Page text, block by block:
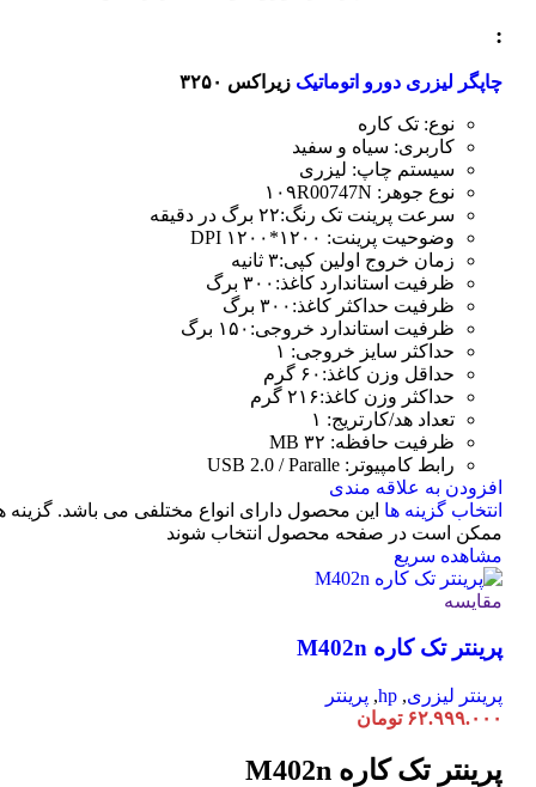
:
چاپگر لیزری دورو اتوماتیک زیراکس ۳۲۵۰
نوع: تک کاره
کاربری: سیاه و سفید
سیستم چاپ: لیزری
نوع جوهر: ۱۰۹R00747N
سرعت پرینت تک رنگ:۲۲ برگ در دقیقه
وضوحیت پرینت: ۱۲۰۰*۱۲۰۰ DPI
زمان خروج اولین کپی:۳ ثانیه
ظرفیت استاندارد کاغذ:۳۰۰ برگ
ظرفیت حداکثر کاغذ:۳۰۰ برگ
ظرفیت استاندارد خروجی:۱۵۰ برگ
حداکثر سایز خروجی: ۱
حداقل وزن کاغذ:۶۰ گرم
حداکثر وزن کاغذ:۲۱۶ گرم
تعداد هد/کارتریج: ۱
ظرفیت حافظه: ۳۲ MB
رابط کامپیوتر: USB 2.0 / Paralle
افزودن به علاقه مندی
انتخاب گزینه ها این محصول دارای انواع مختلفی می باشد. گزینه
ممکن است در صفحه محصول انتخاب شوند
مشاهده سریع
مقایسه
پرینتر تک کاره M402n
پرینتر لیزری,
hp
, پرینتر
۶۲.۹۹۹.۰۰۰ تومان
پرینتر تک کاره M402n